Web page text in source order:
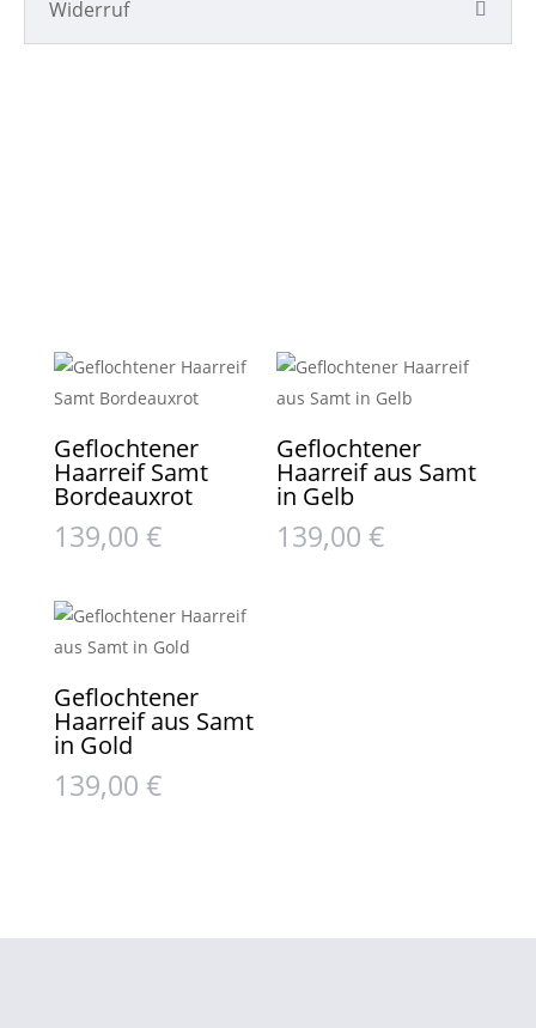
Widerruf
Geflochtener
Haarreif Samt
Bordeauxrot
139,00 €
Geflochtener
Haarreif aus Samt
in Gelb
139,00€
Geflochtener
Haarreif aus Samt
in Gold
139,00 €